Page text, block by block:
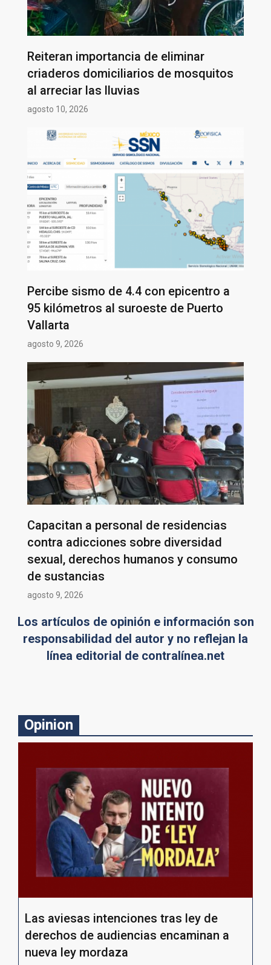
Reiteran importancia de eliminar
criaderos domiciliarios de mosquitos
al arreciar las lluvias
agosto 10, 2026
Percibe sismo de 4.4 con epicentro a
95 kilómetros al suroeste de Puerto
Vallarta
agosto 9, 2026
Capacitan a personal de residencias
contra adicciones sobre diversidad
sexual, derechos humanos y consumo
de sustancias
agosto 9, 2026
Los artículos de opinión e información son
responsabilidad del autor y no reflejan la
línea editorial de contralínea.net
Opinion
Las aviesas intenciones tras ley de
derechos de audiencias encaminan a
nueva ley mordaza